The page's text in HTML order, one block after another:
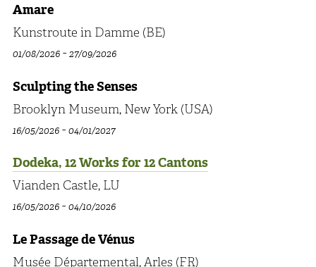
Amare
Kunstroute in Damme (BE)
01/08/2026-27/09/2026
Sculpting the Senses
Brooklyn Museum, New York (USA)
16/05/2026-04/01/2027
Dodeka, 12 Works for 12 Cantons
Vianden Castle, LU
16/05/2026-04/10/2026
Le Passage de Vénus
Musée Départemental, Arles (FR)